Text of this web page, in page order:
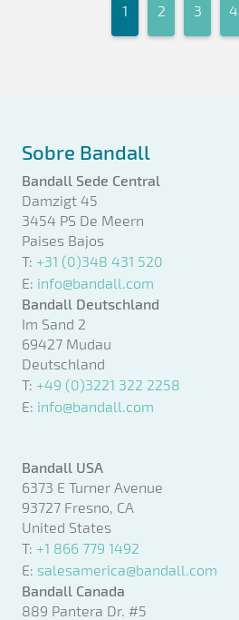
1 2 3 4
Sobre Bandall
Bandall Sede Central
Damzigt 45
3454 PS De Meern
Paises Bajos
T: +31 (0)348 431 520
E: info@bandall.com
Bandall Deutschland
Im Sand 2
69427 Mudau
Deutschland
T: +49 (0)3221 322 2258
E: info@bandall.com
Bandall USA
6373 E Turner Avenue
93727 Fresno, CA
United States
T: +1 866 779 1492
E: salesamerica@bandall.com
Bandall Canada
889 Pantera Dr. #5